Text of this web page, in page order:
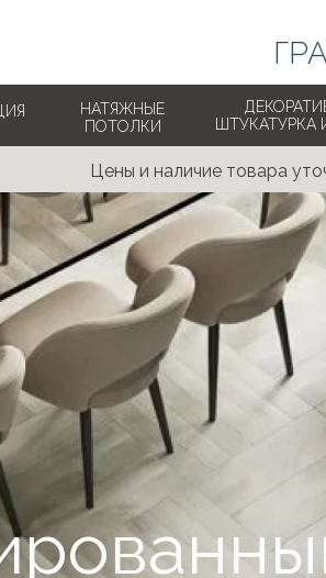
Цены и наличие товара
НАТЯЖНЫЕ
ПОТОЛКИ
ШТУКАТУРКА